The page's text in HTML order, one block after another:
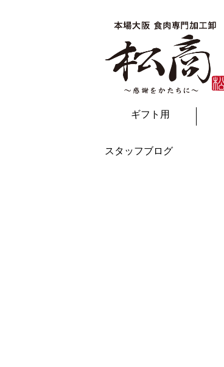
ギフト用
スタッフブログ